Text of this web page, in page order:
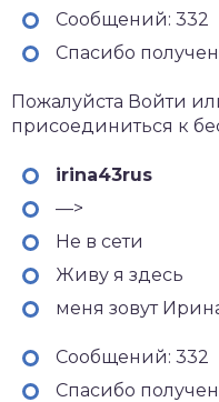
Сообщений: 332
Спасибо
Пожалуйста Войти
присоединиться к
irina43rus
—>
Не в сети
Живу я здесь
меня зовут
Сообщений: 332
Спасибо